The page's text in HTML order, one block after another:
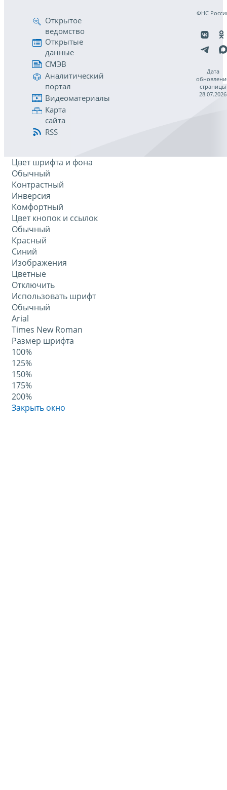
Открытое
ведомство
Открытые
данные
СМЭВ
Аналитический
портал
Видеоматериалы
Карта
сайта
RSS
ФНС
Дата
страницы
28.07.2026
Цвет шрифта и фона
Обычный
Контрастный
Инверсия
Комфортный
Цвет кнопок и ссылок
Обычный
Красный
Синий
Изображения
Цветные
Отключить
Использовать шрифт
Обычный
Arial
Times New Roman
Размер шрифта
100%
125%
150%
175%
200%
Закрыть окно